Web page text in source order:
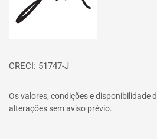
CRECI: 51747-J
Os valores, condições e disponibilidade
alterações sem aviso prévio.